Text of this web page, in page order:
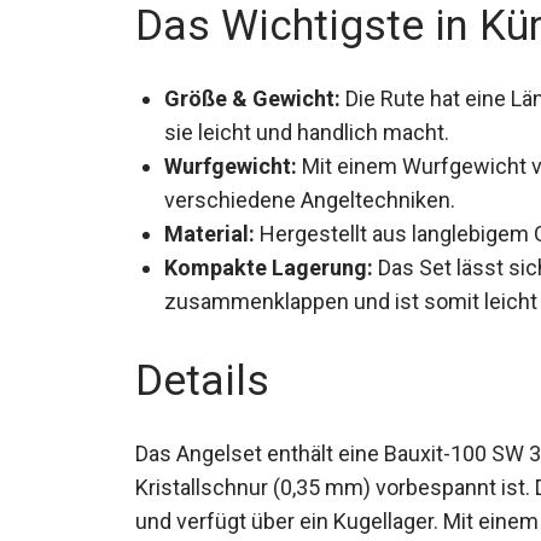
Das Wichtigste in
Größe & Gewicht: Die Rute hat eine
was sie leicht und handlich macht.
Wurfgewicht: Mit einem Wurfgewicht
verschiedene Angeltechniken.
Material: Hergestellt aus langlebigem
Kompakte Lagerung: Das Set lässt
zusammenklappen und ist somit
Details
Das Angelset enthält eine Bauxit-100 SW
Kristallschnur (0,35 mm) vorbespannt ist.
und verfügt über ein Kugellager. Mit